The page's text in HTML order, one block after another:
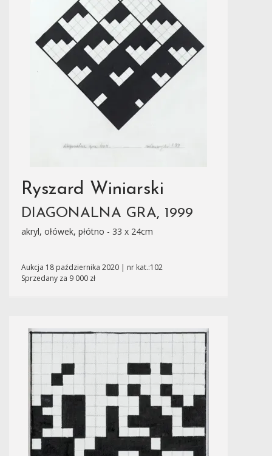
Ryszard Winiarski
DIAGONALNA GRA, 1999
akryl, ołówek, płótno - 33 x 24cm
Aukcja 18 października 2020 | nr kat.:102
Sprzedany za 9 000 zł